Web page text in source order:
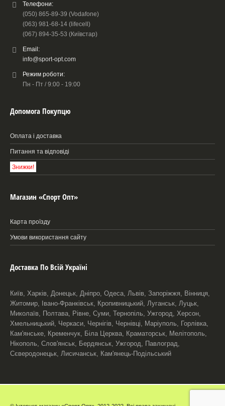
Телефони:
(050) 865-89-39 (Vodafone)
(063) 981-68-14 (lifecell)
(067) 894-35-53 (Київстар)
Email:
info@sport-opt.com
Режим роботи:
Пн - Пт / 9:00 - 19:00
Допомога Покупцю
Оплата і доставка
Питання та відповіді
Знижки!
Магазин «Спорт Опт»
Карта проїзду
Умови використання сайту
Доставка По Всій Україні
Київ, Харків, Донецьк, Дніпро, Одеса, Львів, Запоріжжя, Вінниця,
Житомир, Івано-Франківськ, Кропивницький, Луганськ, Луцьк,
Миколаїв, Полтава, Рівне, Суми, Тернопіль, Ужгород, Херсон,
Хмельницький, Черкаси, Чернігів, Чернівці, Маріуполь, Горлівка,
Кам'янське, Кременчук, Біла Церква, Краматорськ, Мелітополь,
Нікополь, Слов'янськ, Бердянськ, Ужгород, Павлоград,
Сєверодонецьк, Лисичанськ, Кам'янець-Подільський